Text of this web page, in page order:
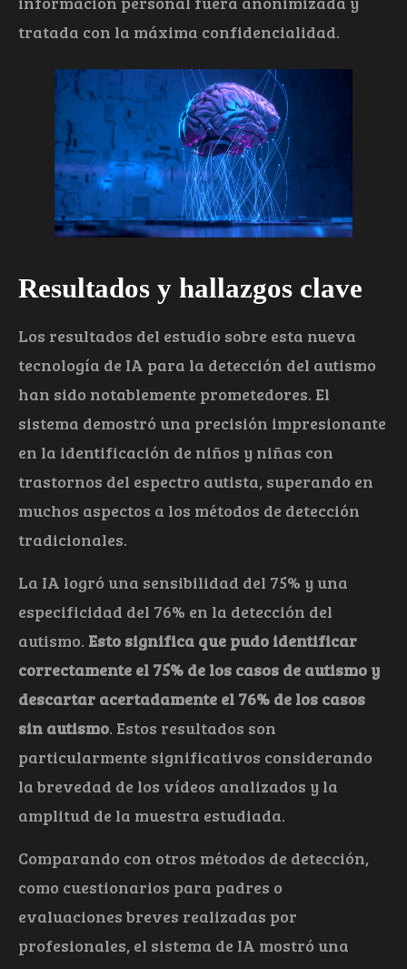
tratada con la máxima confidencialidad.
Resultados y hallazgos clave
Los resultados del estudio sobre esta nueva
tecnología de IA para la detección del autismo
han sido notablemente prometedores. El
sistema demostró una precisión impresionante
en la identificación de niños y niñas con
trastornos del espectro autista, superando en
muchos aspectos a los métodos de detección
tradicionales.
La IA logró una sensibilidad del 75% y una
especificidad del 76% en la detección del
autismo. Esto significa que pudo identificar
correctamente el 75% de los casos de autismo y
descartar acertadamente el 76% de los casos
sin autismo. Estos resultados son
particularmente significativos considerando
la brevedad de los vídeos analizados y la
amplitud de la muestra estudiada.
Comparando con otros métodos de detección,
como cuestionarios para padres o
evaluaciones breves realizadas por
profesionales, el sistema de IA mostró una